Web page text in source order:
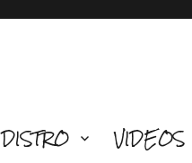
DISTRO VIDEOS